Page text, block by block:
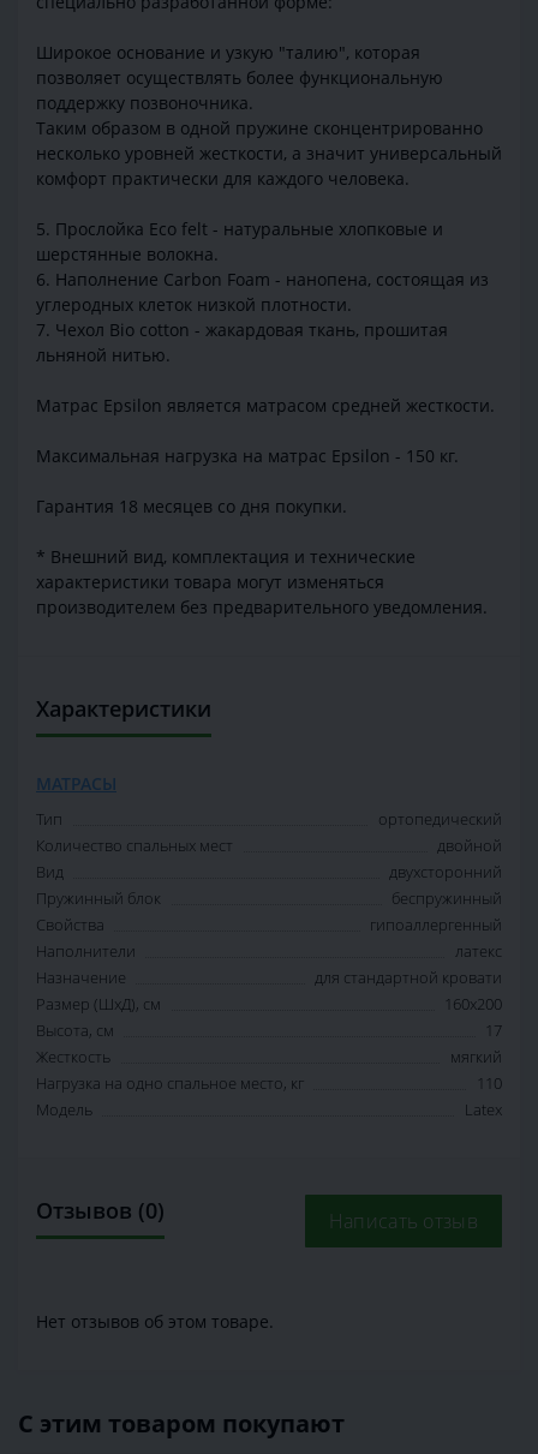
Широкое основание и узкую "талию", которая
позволяет осуществлять более функциональную
поддержку позвоночника.
Таким образом в одной пружине сконцентрированно
несколько уровней жесткости, а значит универсальный
комфорт практически для каждого человека.
5. Прослойка Eco felt - натуральные хлопковые и
шерстянные волокна.
6. Наполнение Carbon Foam - нанопена, состоящая из
углеродных клеток низкой плотности.
7. Чехол Bio cotton - жакардовая ткань, прошитая
льняной нитью.
Матрас Epsilon является матрасом средней жесткости.
Максимальная нагрузка на матрас Epsilon - 150 кг.
Гарантия 18 месяцев со дня покупки.
* Внешний вид, комплектация и технические
характеристики товара могут изменяться
производителем без предварительного уведомления.
Характеристики
МАТРАСЫ
Тип
ортопедический
Количество спальных мест
двойной
Вид
двухсторонний
Пружинный блок
беспружинный
Свойства
гипоаллергенный
Наполнители
латекс
Назначение
для стандартной кровати
Размер (ШxД), см
160x200
Высота, см
17
Жесткость
мягкий
Нагрузка на одно спальное место, кг
110
Модель
Latex
Отзывов (0) Написать отзыв
Нет отзывов об этом товаре.
С этим товаром покупают